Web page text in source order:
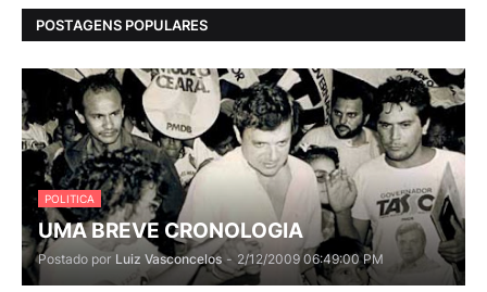
POSTAGENS POPULARES
POLITICA
UMA BREVE CRONOLOGIA
Postado por Luiz Vasconcelos - 2/12/2009 06:49:00 PM